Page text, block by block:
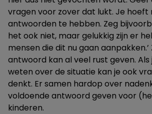
vragen voor zover dat lukt. Je hoeft
antwoorden te hebben. Zeg
het ook niet, maar gelukkig zijn er
mensen die dit nu gaan
antwoord kan al veel rust geven. Als
weten over de situatie kan je ook
denkt. Er samen hardop over
voldoende antwoord geven voor
kinderen.